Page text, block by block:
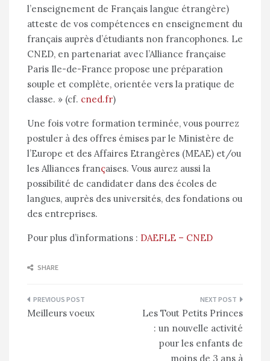
l’enseignement de Français langue étrangère)
atteste de vos compétences en enseignement du
français auprès d’étudiants non francophones. Le
CNED, en partenariat avec l’Alliance française
Paris Ile-de-France propose une préparation
souple et complète, orientée vers la pratique de
classe. » (cf. cned.fr)
Une fois votre formation terminée, vous pourrez
postuler à des offres émises par le Ministère de
l’Europe et des Affaires Etrangères (MEAE) et/ou
les Alliances françaises. Vous aurez aussi la
possibilité de candidater dans des écoles de
langues, auprès des universités, des fondations ou
des entreprises.
Pour plus d’informations : DAEFLE – CNED
SHARE
Navigation
de
Meilleurs voeux
Les Tout Petits Princes
: un nouvelle activité
pour les enfants de
moins de 3 ans à